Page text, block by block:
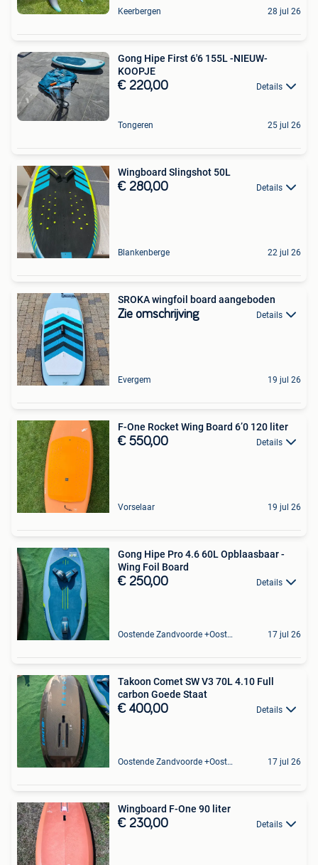
Keerbergen 28 jul 26
Gong Hipe First 6'6 155L -NIEUW-
KOOPJE
€ 220,00 Details
Tongeren 25 jul 26
Wingboard Slingshot 50L
€ 280,00 Details
Blankenberge 22 jul 26
SROKA wingfoil board aangeboden
Zie omschrijving Details
Evergem 19 jul 26
F-One Rocket Wing Board 6’0 120 liter
€ 550,00 Details
Vorselaar 19 jul 26
Gong Hipe Pro 4.6 60L Opblaasbaar -
Wing Foil Board
€ 250,00 Details
Oostende Zandvoorde +Oostende 17 jul 26
Takoon Comet SW V3 70L 4.10 Full
carbon Goede Staat
€ 400,00 Details
Oostende Zandvoorde +Oostende 17 jul 26
Wingboard F-One 90 liter
€ 230,00 Details